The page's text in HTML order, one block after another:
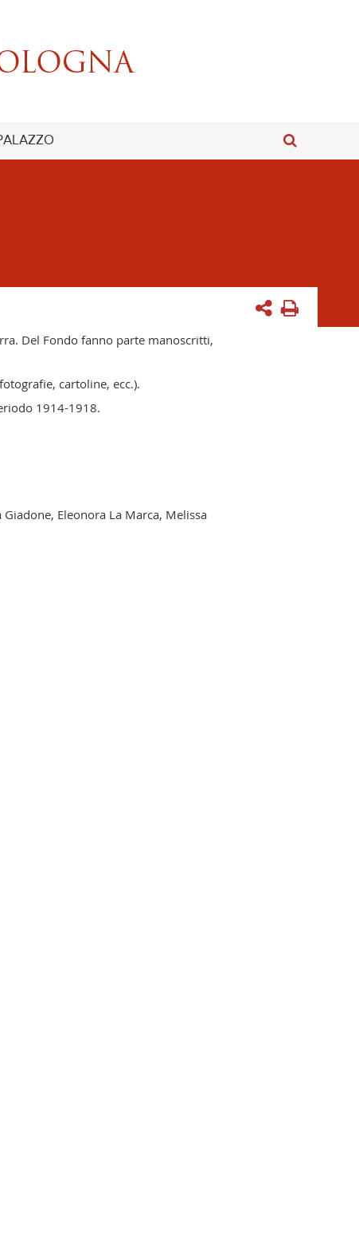
Del Fondo fanno parte manoscritti,
cartoline, ecc.).
1914-1918.
Eleonora La Marca, Melissa